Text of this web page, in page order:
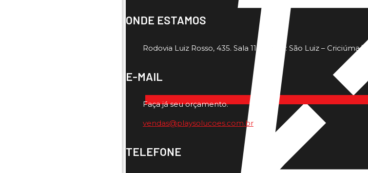
ONDE ESTAMOS
Rodovia Luiz Rosso, 435. Sala 11 - Bairro: São Luiz – Criciúma/SC
E-MAIL
Faça já seu orçamento.
vendas@playsolucoes.com.br
TELEFONE